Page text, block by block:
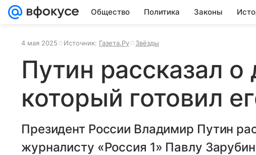
Общество Политика Законы
4 мая 2025 Источник: Газета.Ру Звёзды
Путин рассказал о
который готовил
Президент России Владимир Путин
журналисту «Россия 1» Павлу